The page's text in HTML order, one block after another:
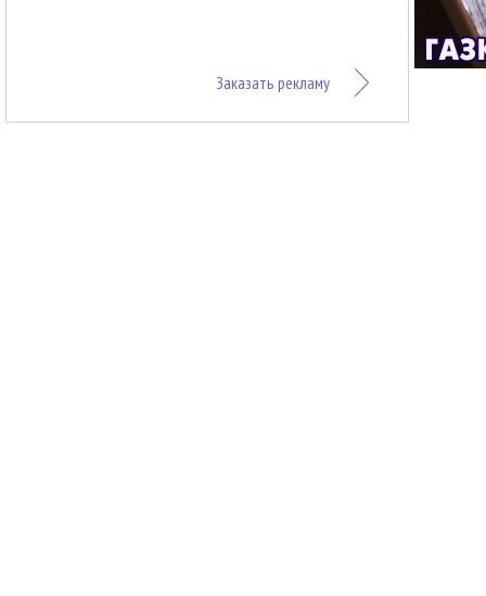
Заказать рекламу